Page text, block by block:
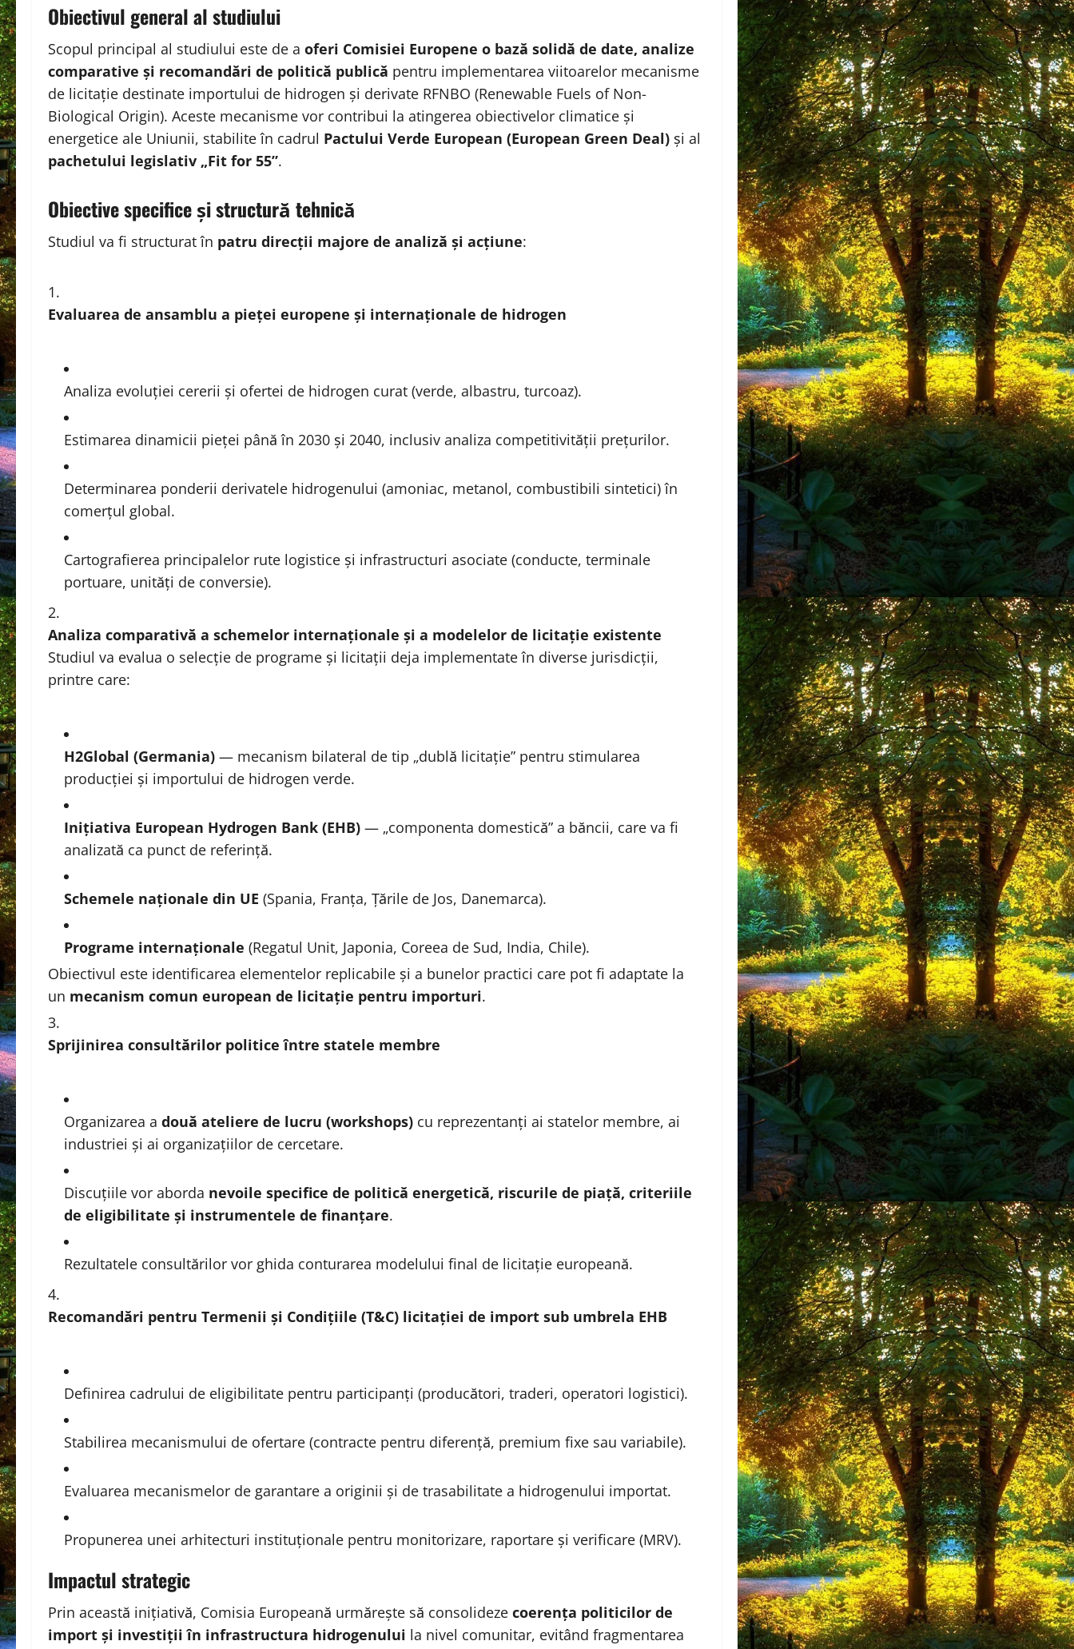
Obiectivul general al studiului
Scopul principal al studiului este de a oferi Comisiei Europene o bază solidă de date, analize
comparative și recomandări de politică publică pentru implementarea viitoarelor mecanisme
de licitație destinate importului de hidrogen și derivate RFNBO (Renewable Fuels of Non-
Biological Origin). Aceste mecanisme vor contribui la atingerea obiectivelor climatice și
energetice ale Uniunii, stabilite în cadrul Pactului Verde European (European Green Deal) și al
pachetului legislativ „Fit for 55”.
Obiective specifice și structură tehnică
Studiul va fi structurat în patru direcții majore de analiză și acțiune:
Evaluarea de ansamblu a pieței europene și internaționale de hidrogen
Analiza evoluției cererii și ofertei de hidrogen curat (verde, albastru, turcoaz).
Estimarea dinamicii pieței până în 2030 și 2040, inclusiv analiza competitivității prețurilor.
Determinarea ponderii derivatele hidrogenului (amoniac, metanol, combustibili sintetici) în
comerțul global.
Cartografierea principalelor rute logistice și infrastructuri asociate (conducte, terminale
portuare, unități de conversie).
Analiza comparativă a schemelor internaționale și a modelelor de licitație existente
Studiul va evalua o selecție de programe și licitații deja implementate în diverse jurisdicții,
printre care:
H2Global (Germania) — mecanism bilateral de tip „dublă licitație” pentru stimularea
producției și importului de hidrogen verde.
Inițiativa European Hydrogen Bank (EHB) — „componenta domestică” a băncii, care va fi
analizată ca punct de referință.
Schemele naționale din UE (Spania, Franța, Țările de Jos, Danemarca).
Programe internaționale (Regatul Unit, Japonia, Coreea de Sud, India, Chile).
Obiectivul este identificarea elementelor replicabile și a bunelor practici care pot fi adaptate la
un mecanism comun european de licitație pentru importuri.
Sprijinirea consultărilor politice între statele membre
Organizarea a două ateliere de lucru (workshops) cu reprezentanți ai statelor membre, ai
industriei și ai organizațiilor de cercetare.
Discuțiile vor aborda nevoile specifice de politică energetică, riscurile de piață, criteriile
de eligibilitate și instrumentele de finanțare.
Rezultatele consultărilor vor ghida conturarea modelului final de licitație europeană.
Recomandări pentru Termenii și Condițiile (T&C) licitației de import sub umbrela EHB
Definirea cadrului de eligibilitate pentru participanți (producători, traderi, operatori logistici).
Stabilirea mecanismului de ofertare (contracte pentru diferență, premium fixe sau variabile).
Evaluarea mecanismelor de garantare a originii și de trasabilitate a hidrogenului importat.
Propunerea unei arhitecturi instituționale pentru monitorizare, raportare și verificare (MRV).
Impactul strategic
Prin această inițiativă, Comisia Europeană urmărește să consolideze coerența politicilor de
import și investiții în infrastructura hidrogenului la nivel comunitar, evitând fragmentarea